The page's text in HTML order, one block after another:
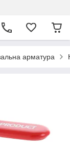
арматура